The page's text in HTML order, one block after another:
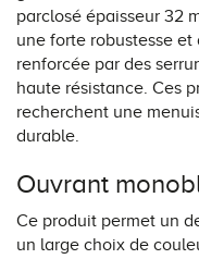
parclosé épaisseur 32
une forte robustesse
renforcée par des
haute résistance. Ces
recherchent une
durable.
Ouvrant
Ce produit permet un
un large choix de